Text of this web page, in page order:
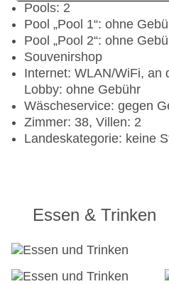
Pools: 2
Pool „Pool 1“: ohne
Pool „Pool 2“: ohne
Souvenirshop
Internet: WLAN/WiFi, an
Lobby: ohne Gebühr
Wäscheservice: gegen
Zimmer: 38, Villen: 2
Landeskategorie: keine
Essen & Trinken